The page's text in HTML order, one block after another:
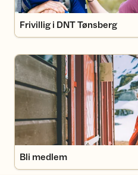
Frivillig i DNT Tønsberg
Bli medlem
Bli medlem